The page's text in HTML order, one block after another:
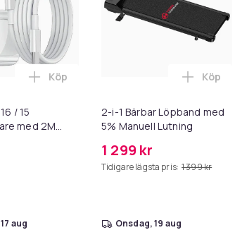
Snabbladdare - Adapter + Kabel 25W
/ 15
med 2M
Lägg till iPhone 17 / 16 / 15
Köp
17 aug
2-i-1 Bärbar Löpband med
5% Manuell Lutning
1 299 kr
Tidigare lägsta pris: 1 399 kr
Lägg
Köp
onsdag, 19 aug